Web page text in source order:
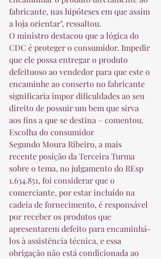
fabricante, nas hipóteses em que assim
a loja orientar", ressaltou.
O ministro destacou que a lógica do
CDC é proteger o consumidor. Impedir
que ele possa entregar o produto
defeituoso ao vendedor para que este o
encaminhe ao conserto no fabricante
significaria impor dificuldades ao seu
direito de possuir um bem que sirva
aos fins a que se destina – comentou.
Escolha do consumidor
Segundo Moura Ribeiro, a mais
recente posição da Terceira Turma
sobre o tema, no julgamento do REsp
1.634.851, foi considerar que o
comerciante, por estar incluído na
cadeia de fornecimento, é responsável
por receber os produtos que
apresentarem defeito para encaminhá-
los à assistência técnica, e essa
obrigação não está condicionada ao